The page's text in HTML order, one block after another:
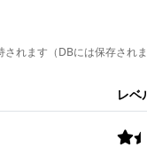
れます（DBには保存されま
レベ